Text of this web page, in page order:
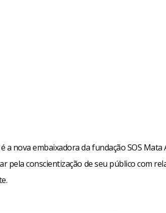
a nova embaixadora da fundação SOS Mata
pela conscientização de seu público com